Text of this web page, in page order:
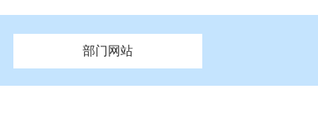
福建 江西 河南 湖北
泰州市政府 盐城市政府
市人社局 市自然资源和规划局
部门网站